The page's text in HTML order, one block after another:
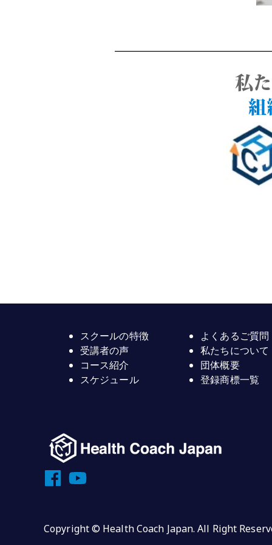
スクールの特徴
受講者の声
コース紹介
スケジュール
よくあるご質問
私たちについて
団体概要
登録商標一覧
Copyright © Health Coach Japan. All Right